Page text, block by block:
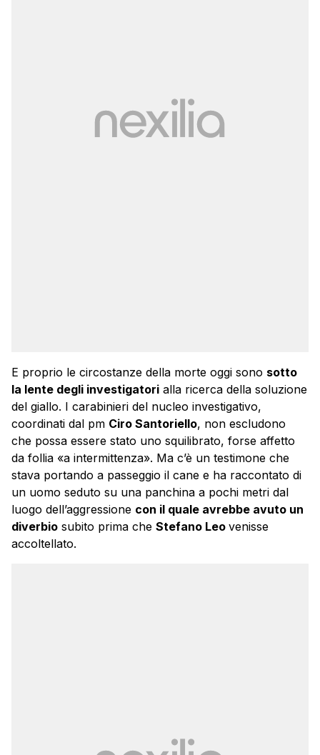
E proprio le circostanze della morte oggi sono sotto
la lente degli investigatori alla ricerca della soluzione
del giallo. I carabinieri del nucleo investigativo,
coordinati dal pm Ciro Santoriello, non escludono
che possa essere stato uno squilibrato, forse affetto
da follia «a intermittenza». Ma c’è un testimone che
stava portando a passeggio il cane e ha raccontato di
un uomo seduto su una panchina a pochi metri dal
luogo dell’aggressione con il quale avrebbe avuto un
diverbio subito prima che Stefano Leo venisse
accoltellato.